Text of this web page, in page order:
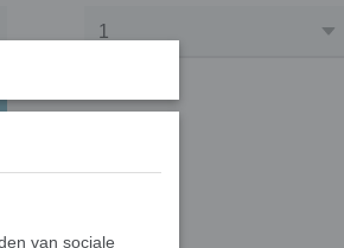
van sociale